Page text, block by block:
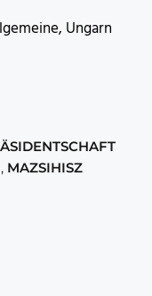
Ungarn
, MAZSIHISZ